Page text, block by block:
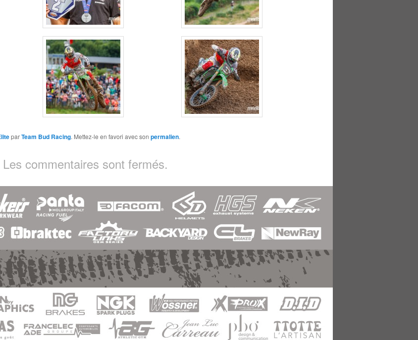
parTeam Bud Racing. Mettez-le en favori avec son permalien.
Les commentaires sont fermés.